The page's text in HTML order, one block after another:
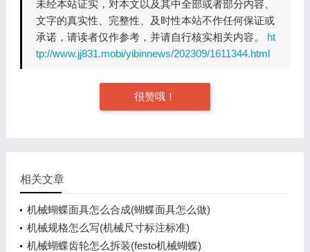
未经本站证实，对本文以及其中全部或者部分内容、
文字的真实性、完整性、及时性本站不作任何保证或
承诺，请读者仅作参考，并请自行核实相关内容。 ht
tp://www.jj831.mobi/yibinnews/202309/1611344.html
很赞哦！
相关文章
机械蝴蝶面具怎么合成(蝴蝶面具怎么做)
机械规格怎么写(机械尺寸标注标准)
机械蝴蝶齿轮怎么拆装(festo机械蝴蝶)